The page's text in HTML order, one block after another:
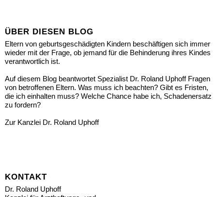
ÜBER DIESEN BLOG
Eltern von geburtsgeschädigten Kindern beschäftigen sich immer
wieder mit der Frage, ob jemand für die Behinderung ihres Kindes
verantwortlich ist.
Auf diesem Blog beantwortet Spezialist Dr. Roland Uphoff Fragen
von betroffenen Eltern. Was muss ich beachten? Gibt es Fristen,
die ich einhalten muss? Welche Chance habe ich, Schadenersatz
zu fordern?
Zur Kanzlei Dr. Roland Uphoff
KONTAKT
Dr. Roland Uphoff